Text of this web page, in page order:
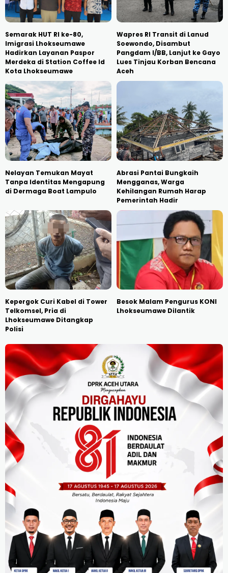
Semarak HUT RI ke-80,
Imigrasi Lhokseumawe
Hadirkan Layanan Paspor
Merdeka di Station Coffee Id
Kota Lhokseumawe
Wapres RI Transit di Lanud
Soewondo, Disambut
Pangdam I/BB, Lanjut ke Gayo
Lues Tinjau Korban Bencana
Aceh
Nelayan Temukan Mayat
Tanpa Identitas Mengapung
di Dermaga Boat Lampulo
Abrasi Pantai Bungkaih
Mengganas, Warga
Kehilangan Rumah Harap
Pemerintah Hadir
Kepergok Curi Kabel di Tower
Telkomsel, Pria di
Lhokseumawe Ditangkap
Polisi
Besok Malam Pengurus KONI
Lhokseumawe Dilantik